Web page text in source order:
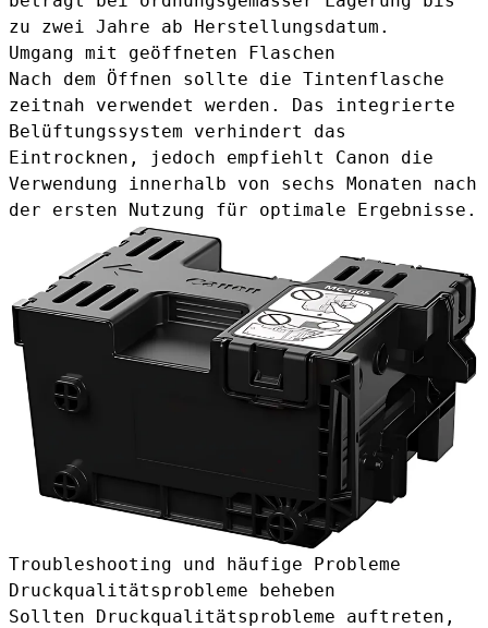
zu zwei Jahre ab Herstellungsdatum.
Umgang mit geöffneten Flaschen
Nach dem Öffnen sollte die Tintenflasche
zeitnah verwendet werden. Das integrierte
Belüftungssystem verhindert das
Eintrocknen, jedoch empfiehlt Canon die
Verwendung innerhalb von sechs Monaten nach
der ersten Nutzung für optimale Ergebnisse.
Troubleshooting und häufige Probleme
Druckqualitätsprobleme beheben
Sollten Druckqualitätsprobleme auftreten,